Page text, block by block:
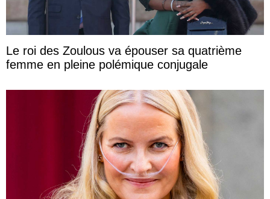
Le roi des Zoulous va épouser sa quatrième
femme en pleine polémique conjugale